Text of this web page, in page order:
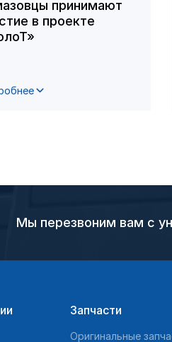
принимают
в проекте
Мы перезвоним вам с
Запчасти
Оригинальные